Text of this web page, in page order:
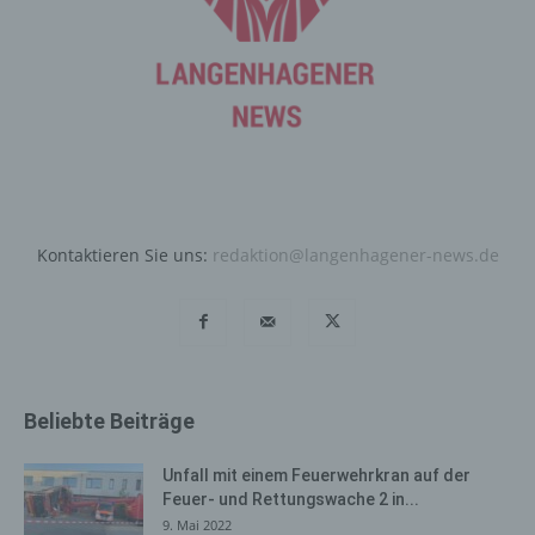
Kontaktieren Sie uns: redaktion@langenhagener-news.de
Beliebte Beiträge
Unfall mit einem Feuerwehrkran auf der
Feuer- und Rettungswache 2 in...
9. Mai 2022
die für die Registrierung verwendet wird. Die von der
betroffenen Person eingegebenen personenbezogenen
Daten werden ausschließlich für die interne Verwendung
bei dem für die Verarbeitung Verantwortlichen und für
eigene Zwecke erhoben und gespeichert. Der für die
Verantwortlichen zuzurechnen ist, nutzt.
Verarbeitung Verantwortlichen wird ferner die vom
Registrierung gespeichert. Die Speicherung dieser Daten
erfolgt vor dem Hintergrund, dass nur so der Missbrauch
unserer Dienste verhindert werden kann, und diese
Daten im Bedarfsfall ermöglichen, begangene Straftaten
aufzuklären. Insofern ist die Speicherung dieser Daten